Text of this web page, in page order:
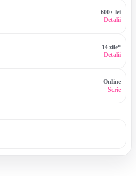
600+ lei
Detalii
14 zile*
Detalii
Online
Scrie